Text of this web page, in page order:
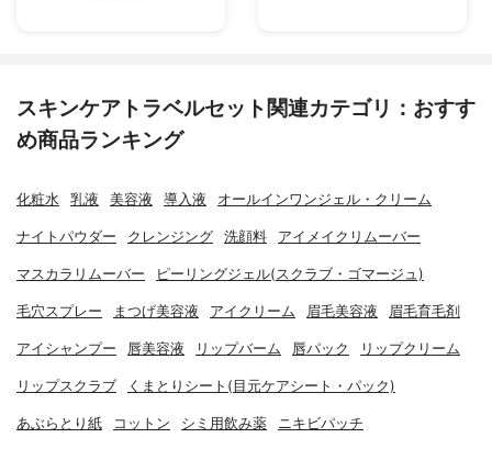
スキンケアトラベルセット関連カテゴリ：おすす
め商品ランキング
化粧水 乳液 美容液 導入液 オールインワンジェル・クリーム
ナイトパウダー クレンジング 洗顔料 アイメイクリムーバー
マスカラリムーバー ピーリングジェル(スクラブ・ゴマージュ)
毛穴スプレー まつげ美容液 アイクリーム 眉毛美容液 眉毛育毛剤
アイシャンプー 唇美容液 リップバーム 唇パック リップクリーム
リップスクラブ くまとりシート(目元ケアシート・パック)
あぶらとり紙 コットン シミ用飲み薬 ニキビパッチ